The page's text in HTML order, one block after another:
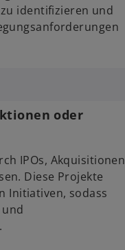
zu identifizieren und
oder
IPOs, Akquisitionen
Diese Projekte
Initiativen, sodass